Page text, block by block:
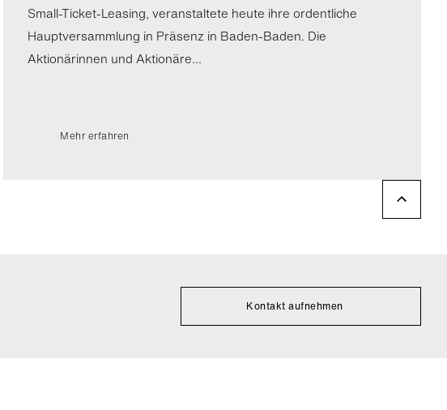
Small-Ticket-Leasing, veranstaltete heute ihre ordentliche
Hauptversammlung in Präsenz in Baden-Baden. Die
Aktionärinnen und Aktionäre...
Mehr erfahren
Kontakt aufnehmen